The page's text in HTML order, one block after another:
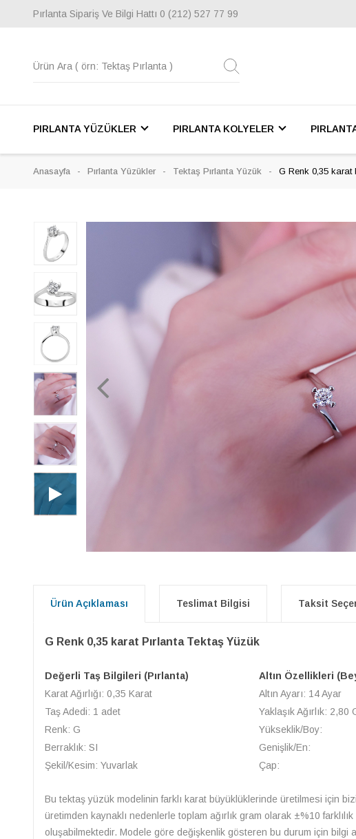
Pırlanta Sipariş Ve Bilgi Hattı 0 (212) 527 77 99
PIRLANTA YÜZÜKLER PIRLANTA KOLYELER
Anasayfa Pırlanta Yüzükler Tektaş Pırlanta Yüzük G Renk 0,35 karat
Ürün Açıklaması Teslimat Bilgisi Taksit
G Renk 0,35 karat Pırlanta Tektaş Yüzük
Değerli Taş Bilgileri (Pırlanta)
Karat Ağırlığı: 0,35 Karat
Taş Adedi: 1 adet
Renk: G
Berraklık: SI
Şekil/Kesim: Yuvarlak
Altın Özellikleri
Altın Ayarı: 14 Ayar
Yaklaşık Ağırlık: 2,80
Yükseklik/Boy:
Genişlik/En:
Çap:
Bu tektaş yüzük modelinin farklı karat büyüklüklerinde üretilmesi için
üretimden kaynaklı nedenlerle toplam ağırlık gram olarak ±%10
oluşabilmektedir. Modele göre değişkenlik gösteren bu durum için bilgi